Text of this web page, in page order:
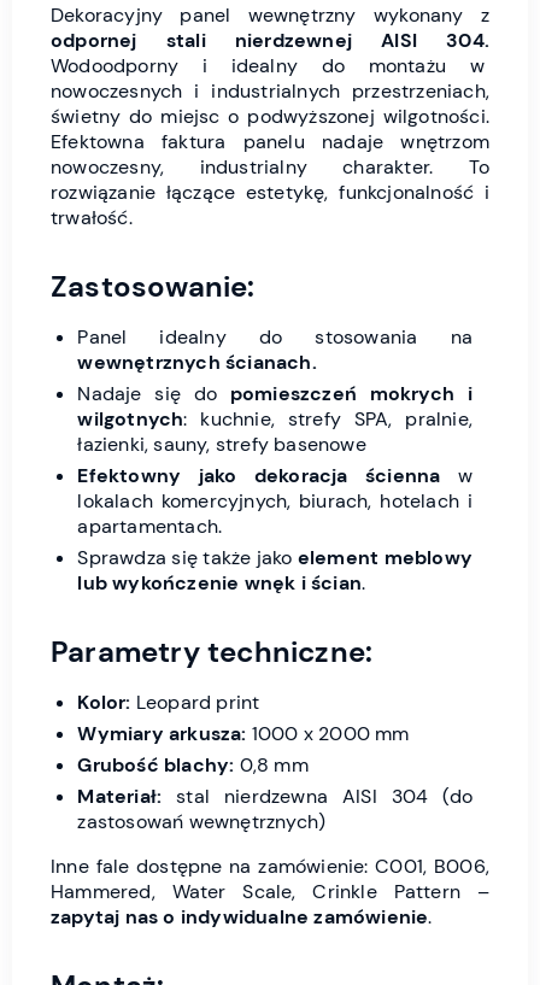
Dekoracyjny panel wewnętrzny wykonany z
odpornej stali nierdzewnej AISI 304.
Wodoodporny i idealny do montażu w
nowoczesnych i industrialnych przestrzeniach,
świetny do miejsc o podwyższonej wilgotności.
Efektowna faktura panelu nadaje wnętrzom
nowoczesny, industrialny charakter. To
rozwiązanie łączące estetykę, funkcjonalność i
trwałość.
Zastosowanie:
Panel idealny do stosowania na
wewnętrznych ścianach.
Nadaje się do pomieszczeń mokrych i
wilgotnych: kuchnie, strefy SPA, pralnie,
łazienki, sauny, strefy basenowe
Efektowny jako dekoracja ścienna w
lokalach komercyjnych, biurach, hotelach i
apartamentach.
Sprawdza się także jako element meblowy
lub wykończenie wnęk i ścian.
Parametry techniczne:
Kolor: Leopard print
Wymiary arkusza: 1000 x 2000 mm
Grubość blachy: 0,8 mm
Materiał: stal nierdzewna AISI 304 (do
zastosowań wewnętrznych)
Inne fale dostępne na zamówienie: C001, B006,
Hammered, Water Scale, Crinkle Pattern –
zapytaj nas o indywidualne zamówienie.